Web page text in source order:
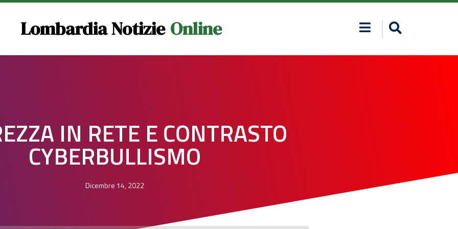
Lombardia Notizie Online
IN RETE E CONTRASTO
CYBERBULLISMO
Dicembre 14, 2022